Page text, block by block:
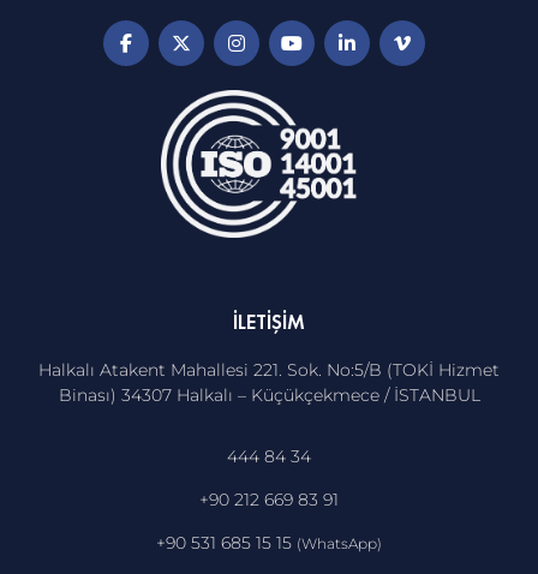
İLETIŞIM
Halkalı Atakent Mahallesi 221. Sok. No:5/B (TOKİ Hizmet
Binası) 34307 Halkalı – Küçükçekmece / İSTANBUL
444 84 34
+90 212 669 83 91
+90 531 685 15 15 (WhatsApp)